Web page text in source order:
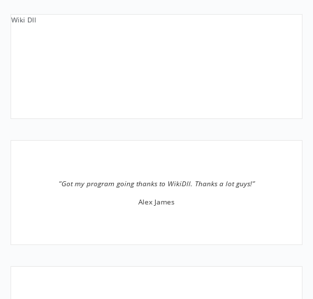
Wiki Dll
”Got my program going thanks to WikiDll. Thanks a lot guys!”
Alex James